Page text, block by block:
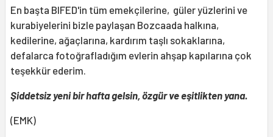
En başta BIFED'in tüm emekçilerine, güler yüzlerini ve
kurabiyelerini bizle paylaşan Bozcaada halkına,
kedilerine, ağaçlarına, kardırım taşlı sokaklarına,
defalarca fotoğrafladığım evlerin ahşap kapılarına çok
teşekkür ederim.
Şiddetsiz yeni bir hafta gelsin, özgür ve eşitlikten yana.
(EMK)